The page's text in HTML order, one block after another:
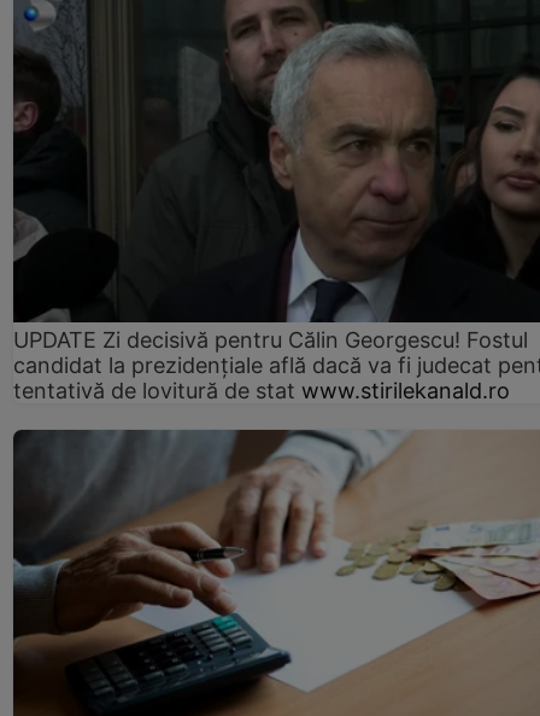
UPDATE Zi decisivă pentru Călin Georgescu! Fostul
candidat la prezidențiale află dacă va fi judecat
tentativă de lovitură de stat www.stirilekanald.ro